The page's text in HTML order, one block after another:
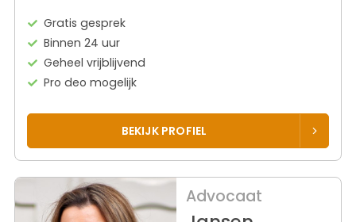
Gratis gesprek
Binnen 24 uur
Geheel vrijblijvend
Pro deo mogelijk
BEKIJK PROFIEL
Advocaat